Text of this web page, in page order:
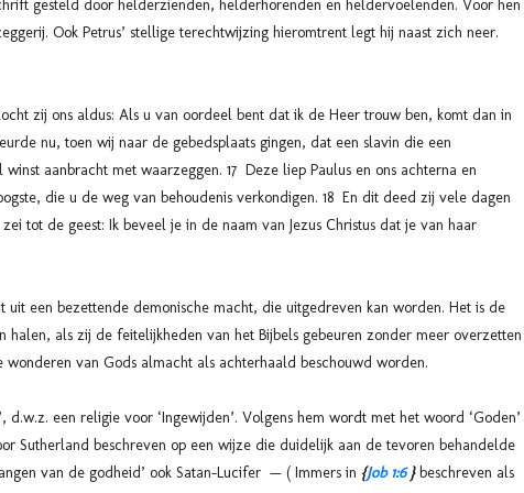
gesteld door helderzienden, helderhorenden en heldervoelenden. Voor hen
Ook Petrus’ stellige terechtwijzing hieromtrent legt hij naast zich neer.
zij ons aldus: Als u van oordeel bent dat ik de Heer trouw ben, komt dan in
nu, toen wij naar de gebedsplaats gingen, dat een slavin die een
aanbracht met waarzeggen. 17 Deze liep Paulus en ons achterna en
die u de weg van behoudenis verkondigen. 18 En dit deed zij vele dagen
tot de geest: Ik beveel je in de naam van Jezus Christus dat je van haar
een bezettende demonische macht, die uitgedreven kan worden. Het is de
halen, als zij de feitelijkheden van het Bijbels gebeuren zonder meer overzetten
van Gods almacht als achterhaald beschouwd worden.
een religie voor ‘Ingewijden’. Volgens hem wordt met het woord ‘Goden’
Sutherland beschreven op een wijze die duidelijk aan de tevoren behandelde
van de godheid’ ook Satan-Lucifer — ( Immers in {Job 1:6}beschreven als